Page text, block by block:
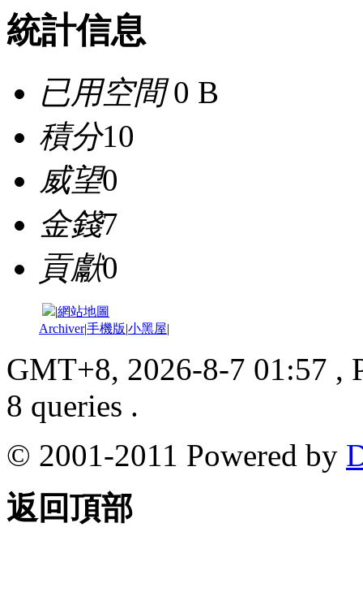
統計信息
已用空間0 B
積分10
威望0
金錢7
貢獻0
|網站地圖
Archiver|手機版|小黑屋|
GMT+8, 2026-8-7 01:57 ,
8 queries .
© 2001-2011 Powered by
返回頂部